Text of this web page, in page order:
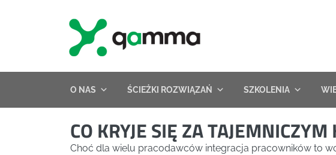
O NAS ŚCIEŻKI ROZWIĄZAŃ SZKOLENIA
CO KRYJE SIĘ ZA
Choć dla wielu pracodawców integracja pracowników to